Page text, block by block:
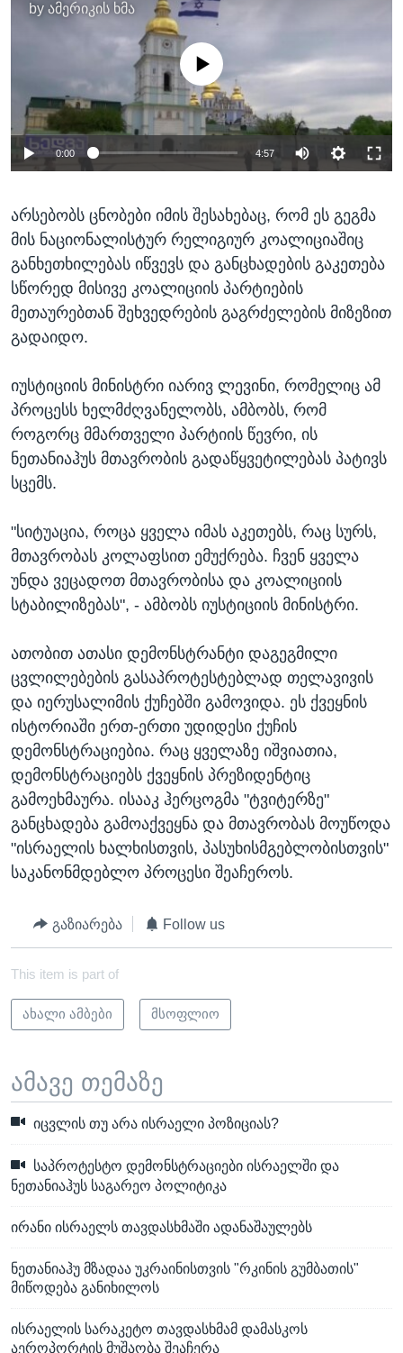
by ამერიკის ხმა
No media source currently available
0:00 4:57
არსებობს ცნობები იმის შესახებაც, რომ ეს გეგმა
მის ნაციონალისტურ რელიგიურ კოალიციაშიც
განხეთხილებას იწვევს და განცხადების გაკეთება
სწორედ მისივე კოალიციის პარტიების
მეთაურებთან შეხვედრების გაგრძელების მიზეზით
გადაიდო.
იუსტიციის მინისტრი იარივ ლევინი, რომელიც ამ
პროცესს ხელმძღვანელობს, ამბობს, რომ
როგორც მმართველი პარტიის წევრი, ის
ნეთანიაჰუს მთავრობის გადაწყვეტილებას პატივს
სცემს.
"სიტუაცია, როცა ყველა იმას აკეთებს, რაც სურს,
მთავრობას კოლაფსით ემუქრება. ჩვენ ყველა
უნდა ვეცადოთ მთავრობისა და კოალიციის
სტაბილიზებას", - ამბობს იუსტიციის მინისტრი.
ათობით ათასი დემონსტრანტი დაგეგმილი
ცვლილებების გასაპროტესტებლად თელავივის
და იერუსალიმის ქუჩებში გამოვიდა. ეს ქვეყნის
ისტორიაში ერთ-ერთი უდიდესი ქუჩის
დემონსტრაციებია. რაც ყველაზე იშვიათია,
დემონსტრაციებს ქვეყნის პრეზიდენტიც
გამოეხმაურა. ისააკ ჰერცოგმა "ტვიტერზე"
განცხადება გამოაქვეყნა და მთავრობას მოუწოდა
"ისრაელის ხალხისთვის, პასუხისმგებლობისთვის"
საკანონმდებლო პროცესი შეაჩეროს.
გაზიარება Follow us
This item is part of
ახალი ამბები მსოფლიო
ამავე თემაზე
იცვლის თუ არა ისრაელი პოზიციას?
საპროტესტო დემონსტრაციები ისრაელში და
ნეთანიაჰუს საგარეო პოლიტიკა
ირანი ისრაელს თავდასხმაში ადანაშაულებს
ნეთანიაჰუ მზადაა უკრაინისთვის "რკინის გუმბათის"
მიწოდება განიხილოს
ისრაელის სარაკეტო თავდასხმამ დამასკოს
აეროპორტის მუშაობა შეაჩერა